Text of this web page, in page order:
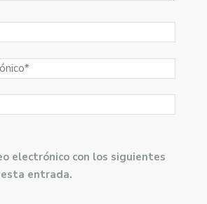
electrónico con los siguientes
entrada.